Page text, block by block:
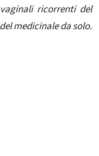
ricorrenti del
medicinale da solo.